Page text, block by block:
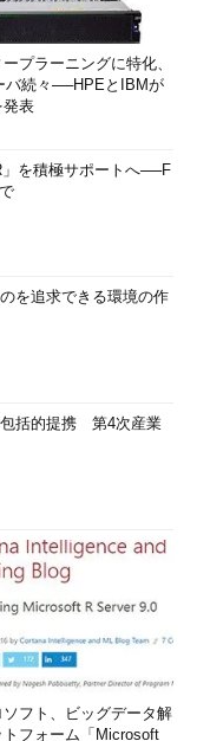
プラーニングに特化、
バ続々──HPEとIBMが
発表
を積極サポートへ──F
を追求できる環境の作
包括的提携 第4次産業
ソフト、ビッグデータ解
トフォーム「Microsoft